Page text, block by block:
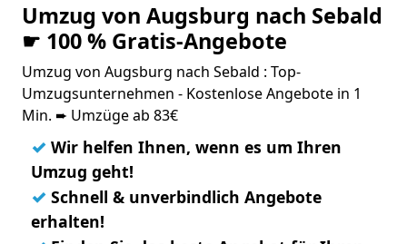
Umzug von Augsburg nach Sebald
☛ 100 % Gratis-Angebote
Umzug von Augsburg nach Sebald : Top-
Umzugsunternehmen - Kostenlose Angebote in 1
Min. ➨ Umzüge ab 83€
✓ Wir helfen Ihnen, wenn es um Ihren
Umzug geht!
✓ Schnell & unverbindlich Angebote
erhalten!